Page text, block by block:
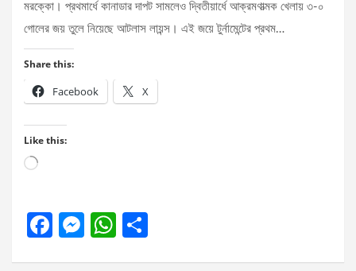
মরক্কো। প্রথমার্ধে কানাডার দাপট সামলেও দ্বিতীয়ার্ধে আক্রমণাত্মক খেলায় ৩-০
গোলের জয় তুলে নিয়েছে আটলাস লায়ন্স। এই জয়ে টুর্নামেন্টের প্রথম…
Share this:
Facebook X
Like this:
Loading…
F
M W